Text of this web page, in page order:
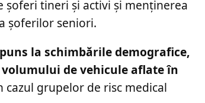
tineri și activi și menținerea
șoferilor seniori.
la schimbările demografice,
de vehicule aflate în
grupelor de risc medical